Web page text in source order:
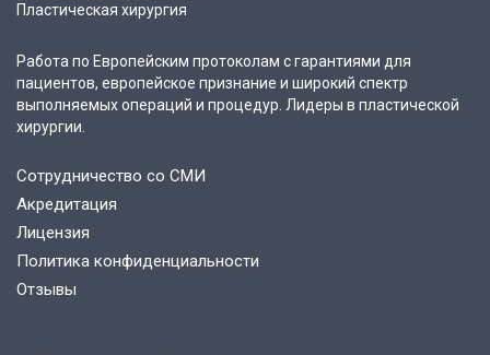
Пластическая хирургия
Работа по Европейским протоколам с гарантиями для
пациентов, европейское признание и широкий спектр
выполняемых операций и процедур. Лидеры в пластической
хирургии.
Сотрудничество со СМИ
Акредитация
Лицензия
Политика конфиденциальности
Отзывы